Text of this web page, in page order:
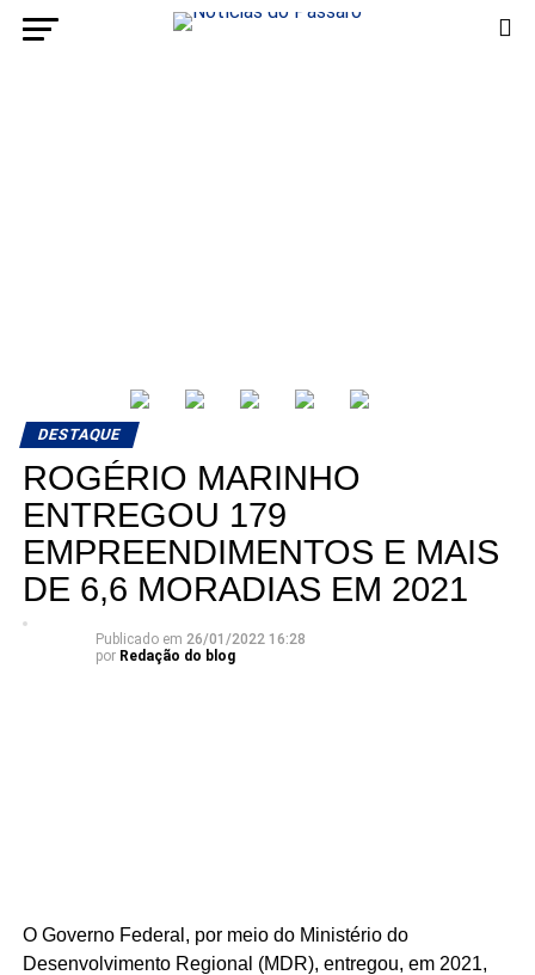
DESTAQUE
ROGÉRIO MARINHO
ENTREGOU 179
EMPREENDIMENTOS E MAIS
DE 6,6 MORADIAS EM 2021
Publicado em 26/01/2022 16:28
por Redação do blog
O Governo Federal, por meio do Ministério do
Desenvolvimento Regional (MDR), entregou, em 2021,